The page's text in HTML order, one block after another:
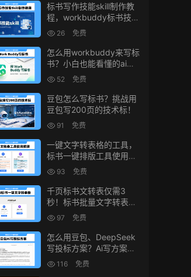
标书写作技能skill制作教
程，workbuddy标书技能
生成教程
26 免费
怎么用workbuddy来写标
书？小白也能看懂的ai标
书写作方法！
52 免费
豆包怎么写标书？挑战用
豆包写200页的技术标！
91 免费
一键文字转表格的工具，
标书一键排版工具使用教
程 93 免费
千页标书文转表仅需3
秒！标书批量文字转表格
的小工具！
97 免费
怎么用豆包、DeepSeek
写投标方案？Ai写方案的
小技巧
116 免费